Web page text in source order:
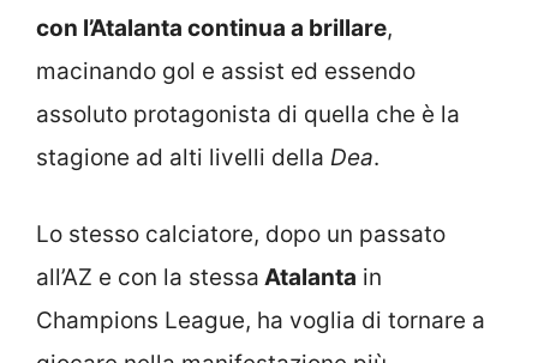
con l’Atalanta continua a brillare,
macinando gol e assist ed essendo
assoluto protagonista di quella che è la
stagione ad alti livelli della Dea.
Lo stesso calciatore, dopo un passato
all’AZ e con la stessa Atalanta in
Champions League, ha voglia di tornare a